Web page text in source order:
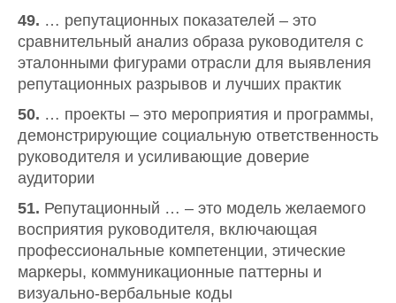
49. … репутационных показателей – это
сравнительный анализ образа руководителя с
эталонными фигурами отрасли для выявления
репутационных разрывов и лучших практик
50. … проекты – это мероприятия и программы,
демонстрирующие социальную ответственность
руководителя и усиливающие доверие
аудитории
51. Репутационный … – это модель желаемого
восприятия руководителя, включающая
профессиональные компетенции, этические
маркеры, коммуникационные паттерны и
визуально-вербальные коды